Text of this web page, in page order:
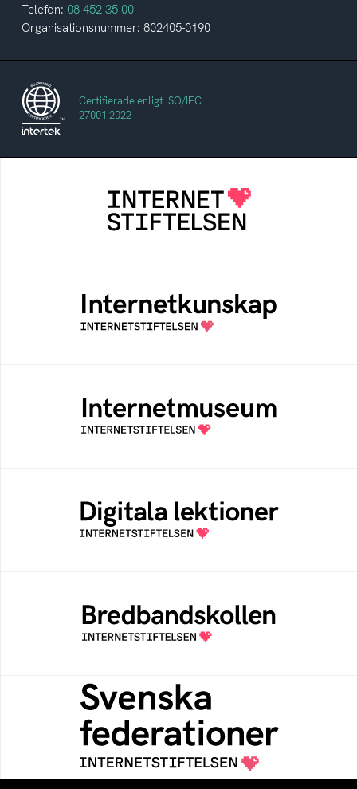
Telefon: 08-452 35 00
Organisationsnummer: 802405-0190
Certifierade enligt ISO/IEC
27001:2022
Internetstiftelsen verkar för ett internet som
bidrar positivt till människan och samhället
Samlad kunskap som hjälper dig att bli en
säker och medveten internetanvändare
Ett digitalt museum som byggts, och kureras
av Internetstiftelsen
Öppen digital lärresurs med färdiga lektioner
för alla stadier i grundskolan
Bredbandskollen är ett oberoende
konsumentverktyg som drivs av
Internetstiftelsen
Svenska federationer
Grunden för medlemskap i en sektors- eller
kontextspecifik federation